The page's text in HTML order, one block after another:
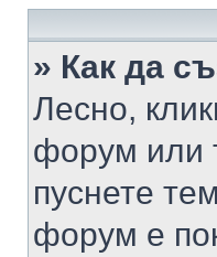
» Как да
Лесно,
форум или
пуснете
форум е